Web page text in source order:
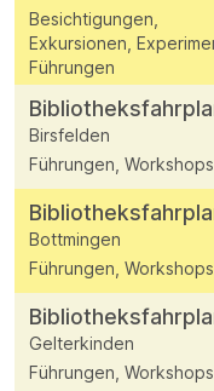
Besichtigungen,
Exkursionen,
Führungen
Birsfelden
Führungen, Workshops
Bottmingen
Führungen, Workshops
Gelterkinden
Führungen, Workshops